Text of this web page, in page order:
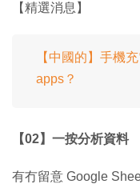
【精選消息】
【中國的】手機
apps？
【02】一按分析資料
有冇留意 Google